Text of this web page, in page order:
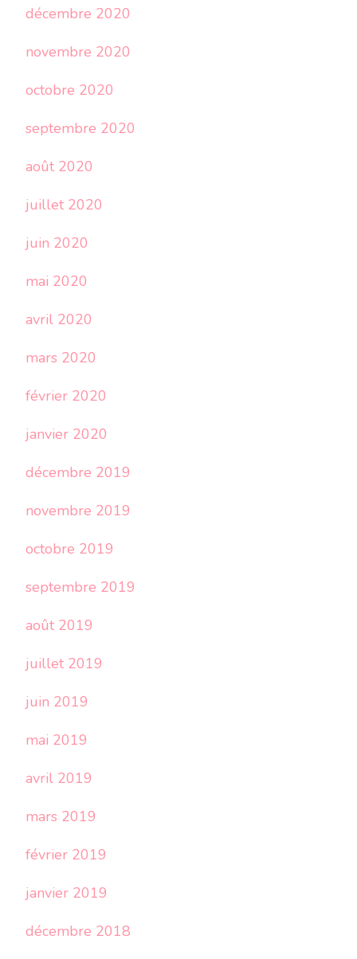
décembre 2020
novembre 2020
octobre 2020
septembre 2020
août 2020
juillet 2020
juin 2020
mai 2020
avril 2020
mars 2020
février 2020
janvier 2020
décembre 2019
novembre 2019
octobre 2019
septembre 2019
août 2019
juillet 2019
juin 2019
mai 2019
avril 2019
mars 2019
février 2019
janvier 2019
décembre 2018